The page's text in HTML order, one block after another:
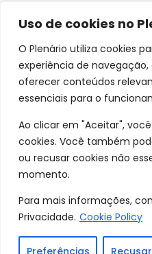
Uso de cookies no
O Plenário utiliza cookies
experiência de
oferecer conteúdos
essenciais para o
Ao clicar em "Aceitar",
cookies. Você também
ou recusar cookies não
momento.
Para mais informações,
Privacidade. Cookie Policy
Preferências
Fale
Av. Lauro Sodré, 1259.
CEP: 76801-289
© 2026 O Plenário. Todos
Site